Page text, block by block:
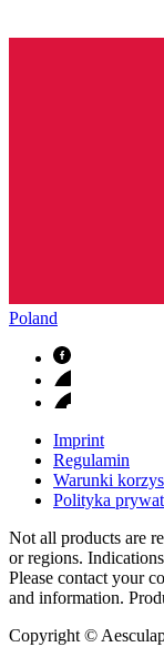
Poland
Imprint
Regulamin
Warunki
Polityka
Not all products are
or regions.
Please contact your
and information.
Copyright ©